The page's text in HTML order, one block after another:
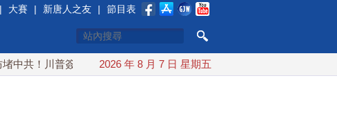
| 大賽 | 新唐人之友 | 節目表
共！川普簽行政令 對多晶矽課15%關稅
2026 年 8 月 7 日 星期五